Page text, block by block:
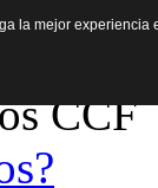
CCF
la mejor